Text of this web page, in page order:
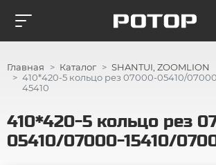
Главная Каталог
SHANTUI, ZOOMLION
410*420-5 кольцо рез 07000-05410/
45410
410*420-5 кольцо рез
05410/07000-15410/